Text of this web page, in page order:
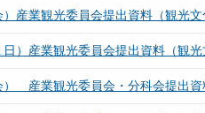
産業観光委員会提出資料（観光文
）産業観光委員会提出資料（観光
産業観光委員会・分科会提出資